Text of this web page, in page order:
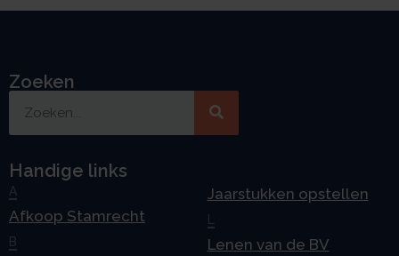
Zoeken
Handige links
A
Afkoop Stamrecht
B
Jaarstukken opstellen
Lenen van de BV